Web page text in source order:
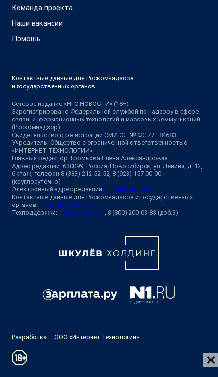
Команда проекта
Наши вакансии
Помощь
Контактные данные для Роскомнадзора
и государственных органов
Сетевое издание «НГС.НОВОСТИ» (18+)
Зарегистрировано Федеральной службой по надзору в сфере
связи, информационных технологий и массовых коммуникаций
(Роскомнадзор)
Свидетельство о регистрации СМИ ЭЛ № ФС 77—84683
Учредитель: Общество с ограниченной ответственностью
«ИНТЕРНЕТ ТЕХНОЛОГИИ»
Главный редактор: Громкова Елена Александровна
Адрес редакции: 630099, Россия, Новосибирск, ул. Ленина, д. 12,
6 этаж, телефон 8 (383) 212-52-52, 8 (923) 157-00-00
(круглосуточно)
Электронный адрес редакции: ngs@shkulev.ru
Контактные данные для Роскомнадзора и государственных
органов: juristnsk@shkulev.ru
Техподдержка: help@shkulev.ru , 8 (800) 200-03-83 (доб.3)
Разработка — ООО «Интернет Технологии»